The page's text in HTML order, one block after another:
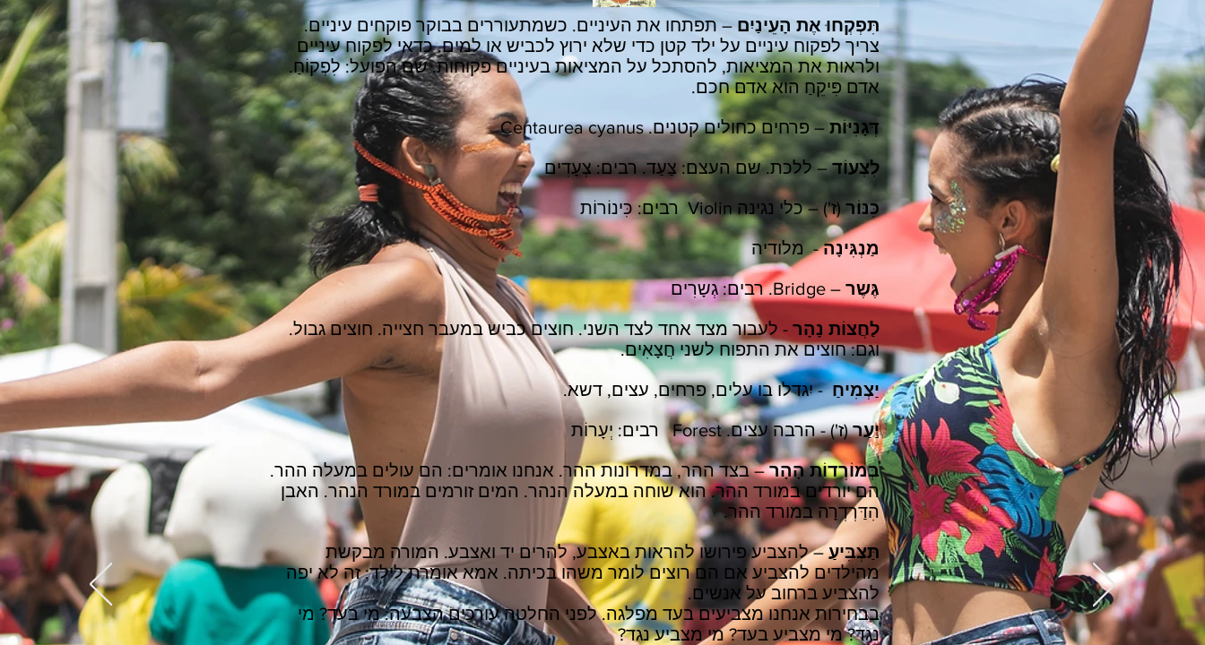
תִּפְקְחוּ אֶת הָעֵינַיִם – תפתחו את העיניים. כשמתעוררים בבוקר פוקחים עיניים.
צריך לפקוח עיניים על ילד קטן כדי שלא ירוץ לכביש או למים. כדאי לפקוח עיניים
ולראות את המציאות, להסתכל על המציאות בעיניים פקוחות. שם הפועל: לִפְקוֹחַ.
אדם פִּיקֵחַ הוא אדם חכם.
דְּגָנִיּוֹת – פרחים כחולים קטנים. Centaurea cyanus
לִצְעוֹד– ללכת. שם העצם: צַעַד. רבים: צְעָדִים
כִּנּוֹר (ז') – כלי נגינה Violin רבים: כִּינוֹרוֹת
מַנְגִּינָה- מלודיה
גֶּשֶר – Bridge. רבים: גְשָרִים
לַחֲצוֹת נָהָר - לעבור מצד אחד לצד השני. חוצים כביש במעבר חצייה. חוצים גבול.
וגם: חוצים את התפוח לשני חֲצָאִים.
יַצְמִיחַ- יִגדלו בו עלים, פרחים, עצים, דשא.
יַעַר(ז') - הרבה עצים. Forest רבים: יְעָרוֹת
בְּמוֹרְדוֹת הָהָר– בצד ההר, במדרונות ההר. אנחנו אומרים: הם עולים במעלה ההר.
הם יורדים במורד ההר. הוא שוחה במעלה הנהר. המים זורמים במורד הנהר. האבן
הִדַּרְדְרָה במורד ההר.
תַּצְבִּיעַ– להצביע פירושו להראות באצבע, להרים יד ואצבע. המורה מבקשת
מהילדים להצביע אם הם רוצים לומר משהו בכיתה. אמא אומרת לילד: זה לא יפה
להצביע ברחוב על אנשים.
בבחירות אנחנו מצביעים בעד מפלגה. לפני החלטה עורכים הצבעה: מי בעד? מי
נגד? מי מצביע בעד? מי מצביע נגד?